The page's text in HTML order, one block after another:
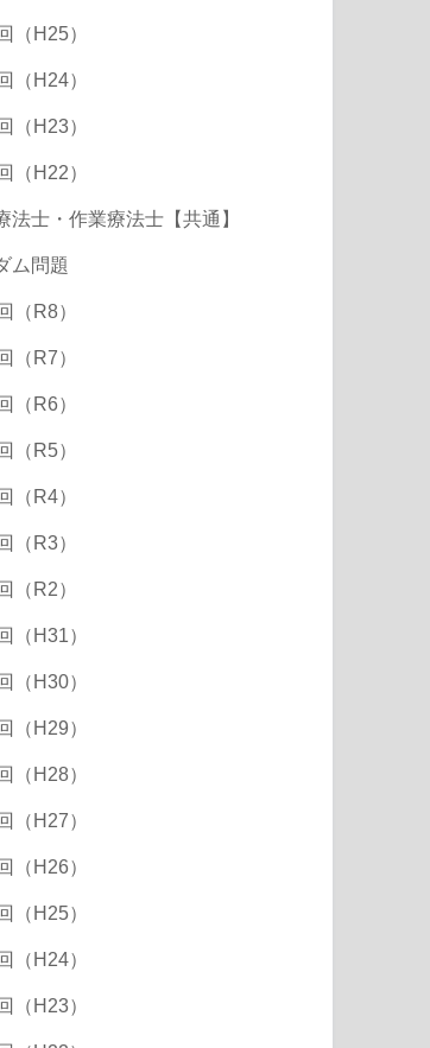
（H25）
（H24）
（H23）
（H22）
法士・作業療法士【共通】
ム問題
（R8）
（R7）
（R6）
（R5）
（R4）
（R3）
（R2）
（H31）
（H30）
（H29）
（H28）
（H27）
（H26）
（H25）
（H24）
（H23）